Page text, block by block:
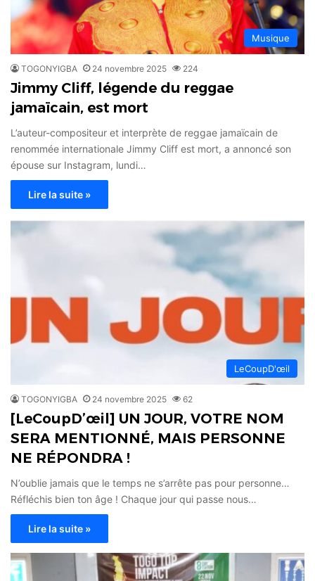
Musique
TOGONYIGBA 24 novembre 2025 224
Jimmy Cliff, légende du reggae
jamaïcain, est mort
L’auteur-compositeur et interprète de reggae jamaïcain de
renommée internationale Jimmy Cliff est mort, a annoncé son
épouse sur Instagram, lundi…
Lire la suite »
LeCoupD'œil
TOGONYIGBA 24 novembre 2025 62
[LeCoupD’œil] UN JOUR, VOTRE NOM
SERA MENTIONNÉ, MAIS PERSONNE
NE RÉPONDRA !
N’oublie jamais que le temps ne s’arrête pas pour personne…
Réfléchis bien ton âge ! Chaque jour qui passe nous…
Lire la suite »